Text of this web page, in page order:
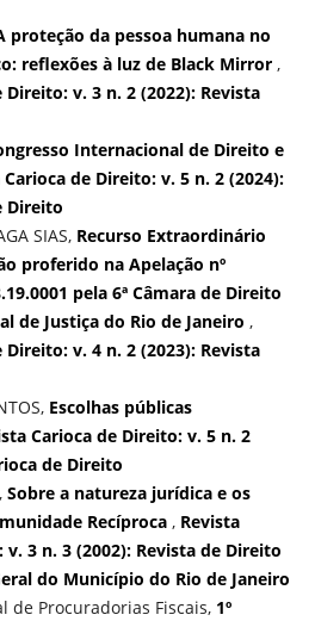
proteção da pessoa humana no
reflexões à luz de Black Mirror ,
Direito: v. 3 n. 2 (2022): Revista
Internacional de Direito e
Carioca de Direito: v. 5 n. 2 (2024):
Direito
SIAS, Recurso Extraordinário
proferido na Apelação nº
pela 6ª Câmara de Direito
de Justiça do Rio de Janeiro ,
Direito: v. 4 n. 2 (2023): Revista
Escolhas públicas
Carioca de Direito: v. 5 n. 2
de Direito
Sobre a natureza jurídica e os
Recíproca , Revista
3 n. 3 (2002): Revista de Direito
do Município do Rio de Janeiro
de Procuradorias Fiscais, 1º